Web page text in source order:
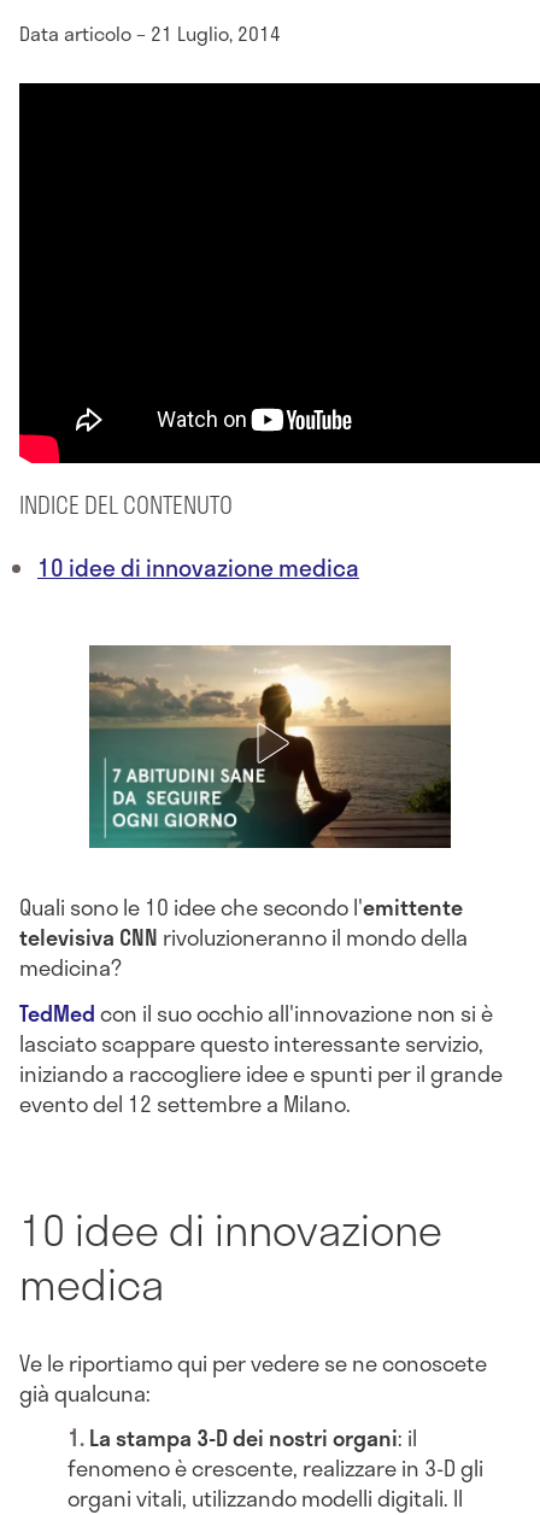
Data articolo – 21 Luglio, 2014
INDICE DEL CONTENUTO
10 idee di innovazione medica
Quali sono le 10 idee che secondo l'emittente
televisiva CNN rivoluzioneranno il mondo della
medicina?
TedMedcon il suo occhio all'innovazione non si è
lasciato scappare questo interessante servizio,
iniziando a raccogliere idee e spunti per il grande
evento del 12 settembre a Milano.
10 idee di innovazione
medica
Ve le riportiamo qui per vedere se ne conoscete
già qualcuna:
La stampa 3-D dei nostri organi: il
fenomeno è crescente, realizzare in 3-D gli
organi vitali, utilizzando modelli digitali. Il